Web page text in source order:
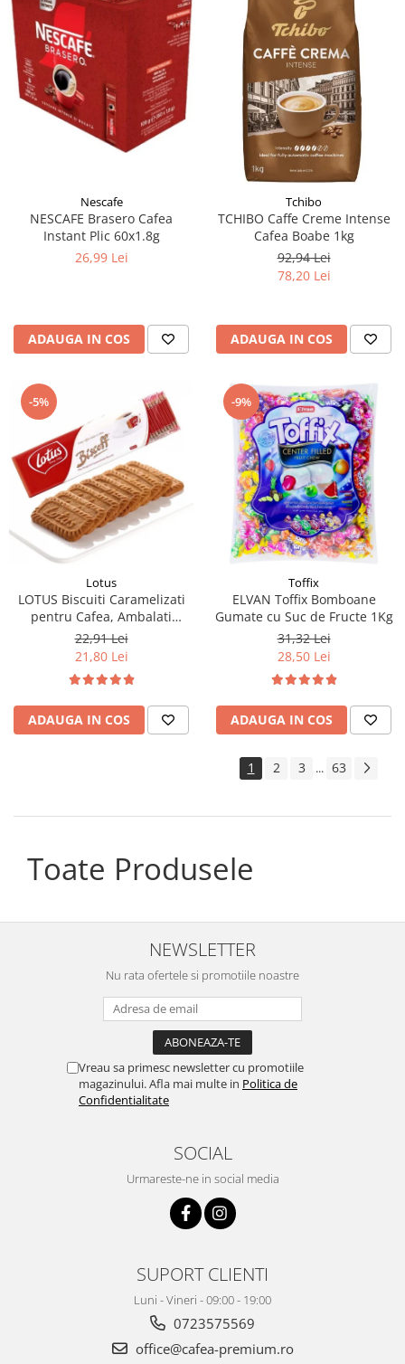
Nescafe
NESCAFE Brasero Cafea
Instant Plic 60x1.8g
26,99 Lei
ADAUGA IN COS
Tchibo
TCHIBO Caffe Creme Intense
Cafea Boabe 1kg
92,94 Lei
78,20 Lei
ADAUGA IN COS
-5%
Lotus
LOTUS Biscuiti Caramelizati
pentru Cafea, Ambalati
Individual 50buc 312.5g
22,91 Lei
21,80 Lei
ADAUGA IN COS
-9%
Toffix
ELVAN Toffix Bomboane
Gumate cu Suc de Fructe 1Kg
31,32 Lei
28,50 Lei
ADAUGA IN COS
1 2 3 ... 63
Toate Produsele
NEWSLETTER
Nu rata ofertele si promotiile noastre
Vreau sa primesc newsletter cu promotiile
magazinului. Afla mai multe in Politica de
Confidentialitate
SOCIAL
Urmareste-ne in social media
SUPORT CLIENTI
Luni - Vineri - 09:00 - 19:00
0723575569
office@cafea-premium.ro